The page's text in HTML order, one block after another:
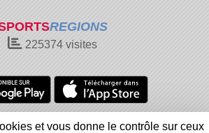
REGIONS
225374 visites
Gestion des cookies
et vous donne le contrôle sur ceux